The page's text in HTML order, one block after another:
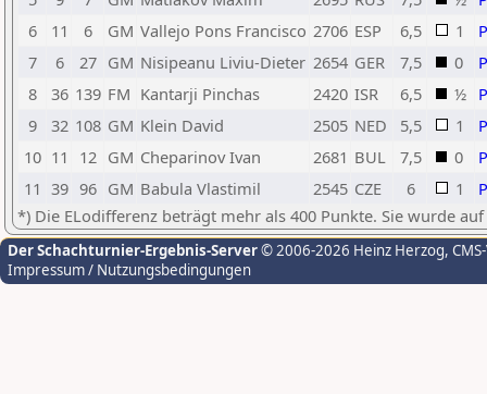
6
11 6 GM Vallejo Pons Francisco 2706 ESP 6,5 1
7
6 27 GM Nisipeanu Liviu-Dieter 2654 GER 7,5 0
8
36 139 FM Kantarji Pinchas 2420 ISR 6,5 ½
9
32 108 GM Klein David 2505 NED 5,5 1
10 11 12 GM Cheparinov Ivan 2681 BUL 7,5 0
11 39 96 GM Babula Vlastimil 2545 CZE 6 1
*) Die ELodifferenz beträgt mehr als 400 Punkte. Sie wurde
Der Schachturnier-Ergebnis-Server© 2006-2026 Heinz Herzog,
Impressum / Nutzungsbedingungen